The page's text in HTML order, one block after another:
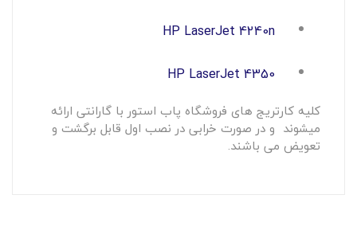
HP LaserJet 4240n
HP LaserJet 4350
کلیه کارتریج های فروشگاه پاب استور با گارانتی ارائه
میشوند و در صورت خرابی در نصب اول قابل برگشت و
تعویض می باشند.